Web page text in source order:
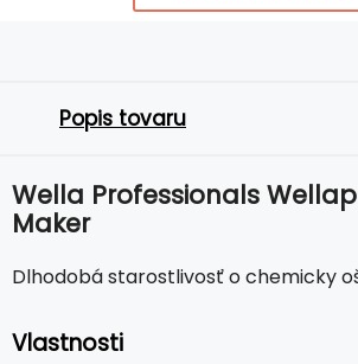
Popis tovaru
Wella Professionals
Maker
Dlhodobá starostlivosť o chemicky
Vlastnosti